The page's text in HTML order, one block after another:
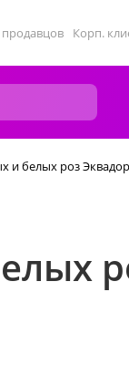
Корп.
и белых роз Эквадор